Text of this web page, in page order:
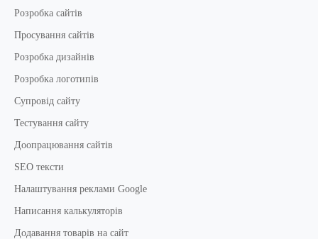
Розробка сайтів
Просування сайтів
Розробка дизайнів
Розробка логотипів
Супровід сайту
Тестування сайту
Доопрацювання сайтів
SEO тексти
Налаштування реклами Google
Написання калькуляторів
Додавання товарів на сайт